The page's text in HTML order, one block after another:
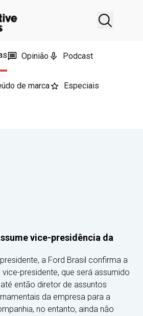
Opinião Podcast
de marca Especiais
vice-presidência da
a Ford Brasil confirma a
presidente, que será assumido
então diretor de assuntos
da empresa para a
no entanto, ainda não